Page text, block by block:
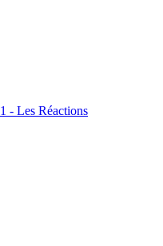
- Les Réactions